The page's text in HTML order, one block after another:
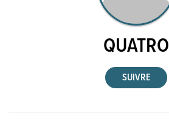
QUATRO